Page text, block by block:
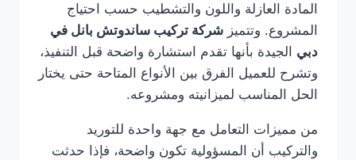
المادة العازلة واللون والتشطيب حسب احتياج
المشروع. وتتميز شركة تركيب ساندوتش بانل في
دبي الجيدة بأنها تقدم استشارة واضحة قبل التنفيذ،
وتشرح للعميل الفرق بين الأنواع المتاحة حتى يختار
الحل المناسب لميزانيته ومشروعه.
من مميزات التعامل مع جهة واحدة للتوريد
والتركيب أن المسؤولية تكون واضحة، فإذا حدثت